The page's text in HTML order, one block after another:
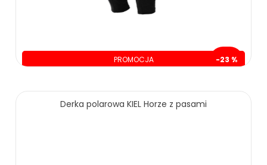
PROMOCJA -23 %
209.00 zł 269.00 zł
Derka polarowa KIEL Horze z pasami